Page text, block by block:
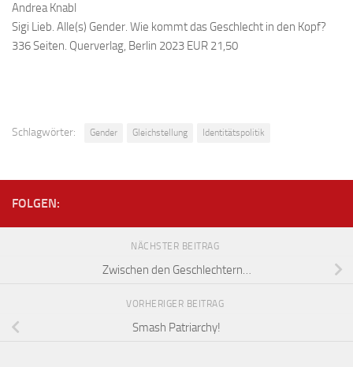
Andrea Knabl
Sigi Lieb. Alle(s) Gender. Wie kommt das Geschlecht in den Kopf?
336 Seiten. Querverlag, Berlin 2023 EUR 21,50
Schlagwörter: Gender Gleichstellung Identitätspolitik
FOLGEN:
NÄCHSTER BEITRAG
Zwischen den Geschlechtern…
VORHERIGER BEITRAG
Smash Patriarchy!